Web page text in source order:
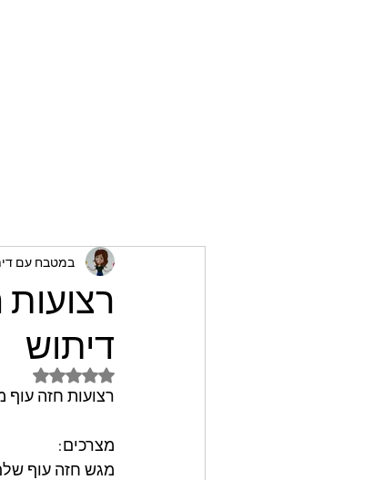
דיתוש
במטבח עם
דירוג של NaN מתוך 5 כוכבים
רצועות חזה
מצרכים:
מגש חזה עוף